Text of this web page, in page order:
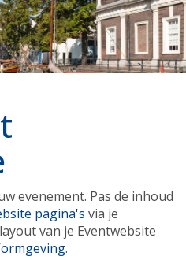
evenement. Pas de inhoud
pagina's via je
van je Eventwebsite
.